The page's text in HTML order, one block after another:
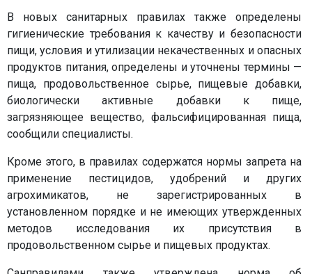
В новых санитарных правилах также определены
гигиенические требования к качеству и безопасности
пищи, условия и утилизации некачественных и опасных
продуктов питания, определены и уточнены термины —
пища, продовольственное сырье, пищевые добавки,
биологически активные добавки к пище,
загрязняющее вещество, фальсифицированная пища,
сообщили специалисты.
Кроме этого, в правилах содержатся нормы запрета на
применение пестицидов, удобрений и других
агрохимикатов, не зарегистрированных в
установленном порядке и не имеющих утвержденных
методов исследования их присутствия в
продовольственном сырье и пищевых продуктах.